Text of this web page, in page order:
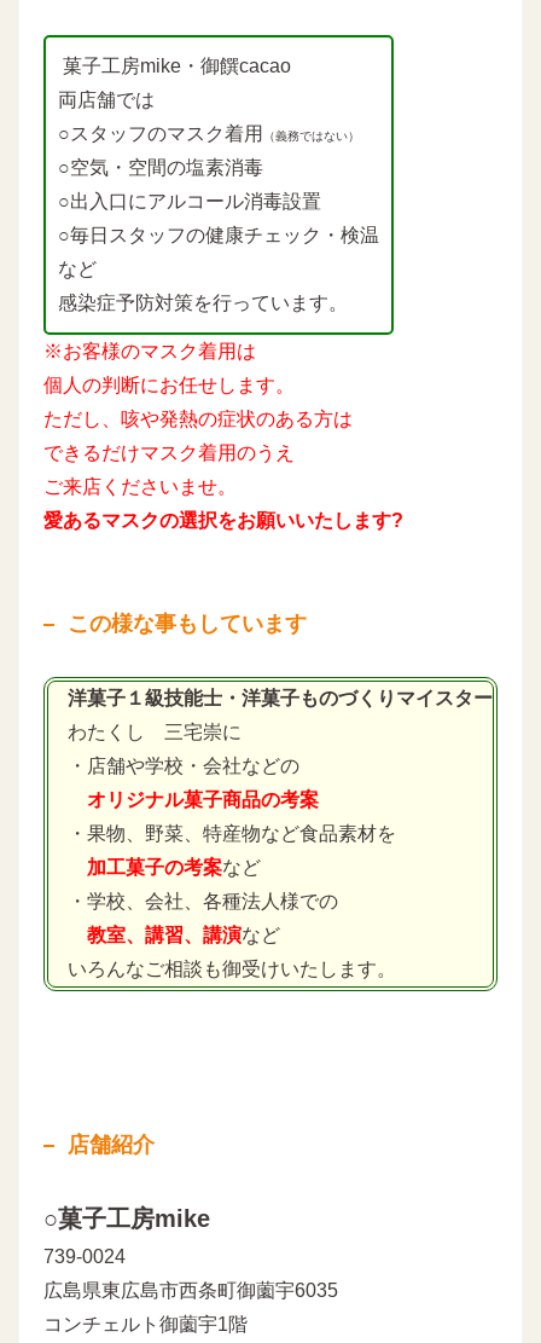
菓子工房mike・御饌cacao
両店舗では
○スタッフのマスク着用
（義務ではない）
○空気・空間の塩素消毒
○出入口にアルコール消毒設置
○毎日スタッフの健康チェック・検温
など
感染症予防対策を行っています。
※お客様のマスク着用は
個人の判断にお任せします。
ただし、咳や発熱の症状のある方は
できるだけマスク着用のうえ
ご来店くださいませ。
愛あるマスクの選択をお願いいたします?
この様な事もしています
洋菓子１級技能士・洋菓子ものづくりマイスター
わたくし 三宅崇に
・店舗や学校・会社などの
オリジナル菓子商品の考案
・果物、野菜、特産物など食品素材を
加工菓子の考案など
・学校、会社、各種法人様での
教室、講習、講演など
いろんなご相談も御受けいたします。
店舗紹介
○菓子工房mike
739-0024
広島県東広島市西条町御薗宇6035
コンチェルト御薗宇1階